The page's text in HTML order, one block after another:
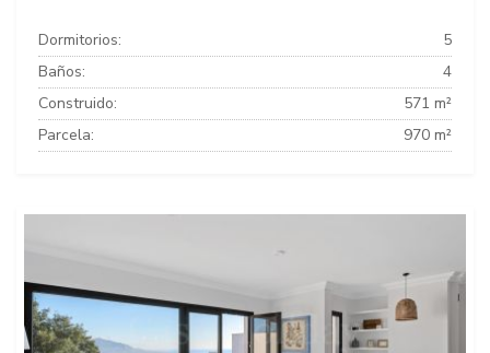
Dormitorios:
5
Baños:
4
Construido:
571 m²
Parcela:
970 m²